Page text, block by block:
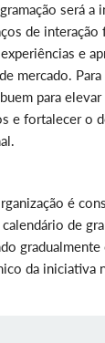
será a
de interação
e
mercado.
para
e fortalecer o
é
de
da iniciativa